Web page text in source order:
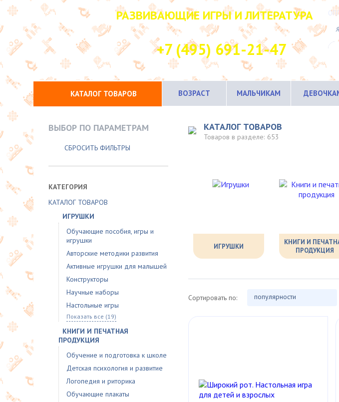
РАЗВИВАЮЩИЕ ИГРЫ И ЛИТЕРАТУРА
НАШ КОНТАКТНЫЙ ТЕЛЕФОН
+7 (495) 691-21-47
КАТАЛОГ ТОВАРОВ ВОЗРАСТ МАЛЬЧИКАМ
ВЫБОР ПО ПАРАМЕТРАМ
СБРОСИТЬ ФИЛЬТРЫ
КАТЕГОРИЯ
КАТАЛОГ ТОВАРОВ
ИГРУШКИ
Обучающие пособия, игры и
игрушки
Авторские методики развития
Активные игрушки для малышей
Конструкторы
Научные наборы
Настольные игры
Показать все (19)
КНИГИ И ПЕЧАТНАЯ
ПРОДУКЦИЯ
Обучение и подготовка к школе
Детская психология и развитие
Логопедия и риторика
Обучающие плакаты
КАТАЛОГ ТОВАРОВ
Товаров в разделе: 653
ИГРУШКИ
КНИГИ И
ПРОДУКЦИЯ
Сортировать по: популярности